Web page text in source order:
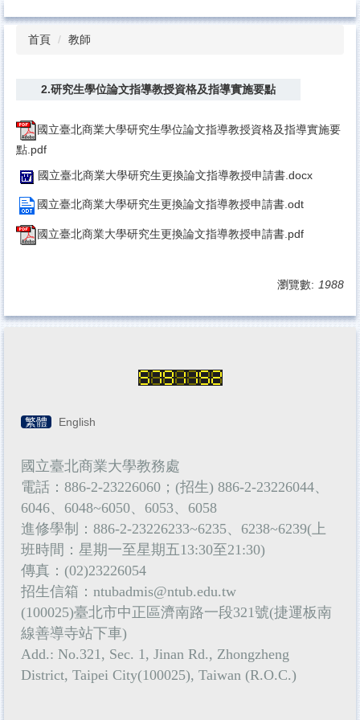
首頁 教師
2.研究生學位論文指導教授資格及指導實施要點
國立臺北商業大學研究生學位論文指導教授資格及指導實施要
點.pdf
國立臺北商業大學研究生更換論文指導教授申請書.docx
國立臺北商業大學研究生更換論文指導教授申請書.odt
國立臺北商業大學研究生更換論文指導教授申請書.pdf
瀏覽數: 1988
繁體 English
國立臺北商業大學教務處
電話：886-2-23226060；(招生) 886-2-23226044、
6046、6048~6050、6053、6058
進修學制：886-2-23226233~6235、6238~6239(上
班時間：星期一至星期五13:30至21:30)
傳真：(02)23226054
招生信箱： ntubadmis@ntub.edu.tw
(100025)臺北市中正區濟南路一段321號(捷運板南
線善導寺站下車)
Add.: No.321, Sec. 1, Jinan Rd., Zhongzheng
District, Taipei City(100025), Taiwan (R.O.C.)